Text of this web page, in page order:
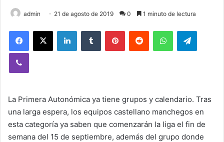
admin 21 de agosto de 2019 0 1 minuto de lectura
La Primera Autonómica ya tiene grupos y calendario. Tras
una larga espera, los equipos castellano manchegos en
esta categoría ya saben que comenzarán la liga el fin de
semana del 15 de septiembre, además del grupo donde